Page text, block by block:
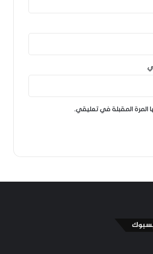
المرة المقبلة في تعليقي.